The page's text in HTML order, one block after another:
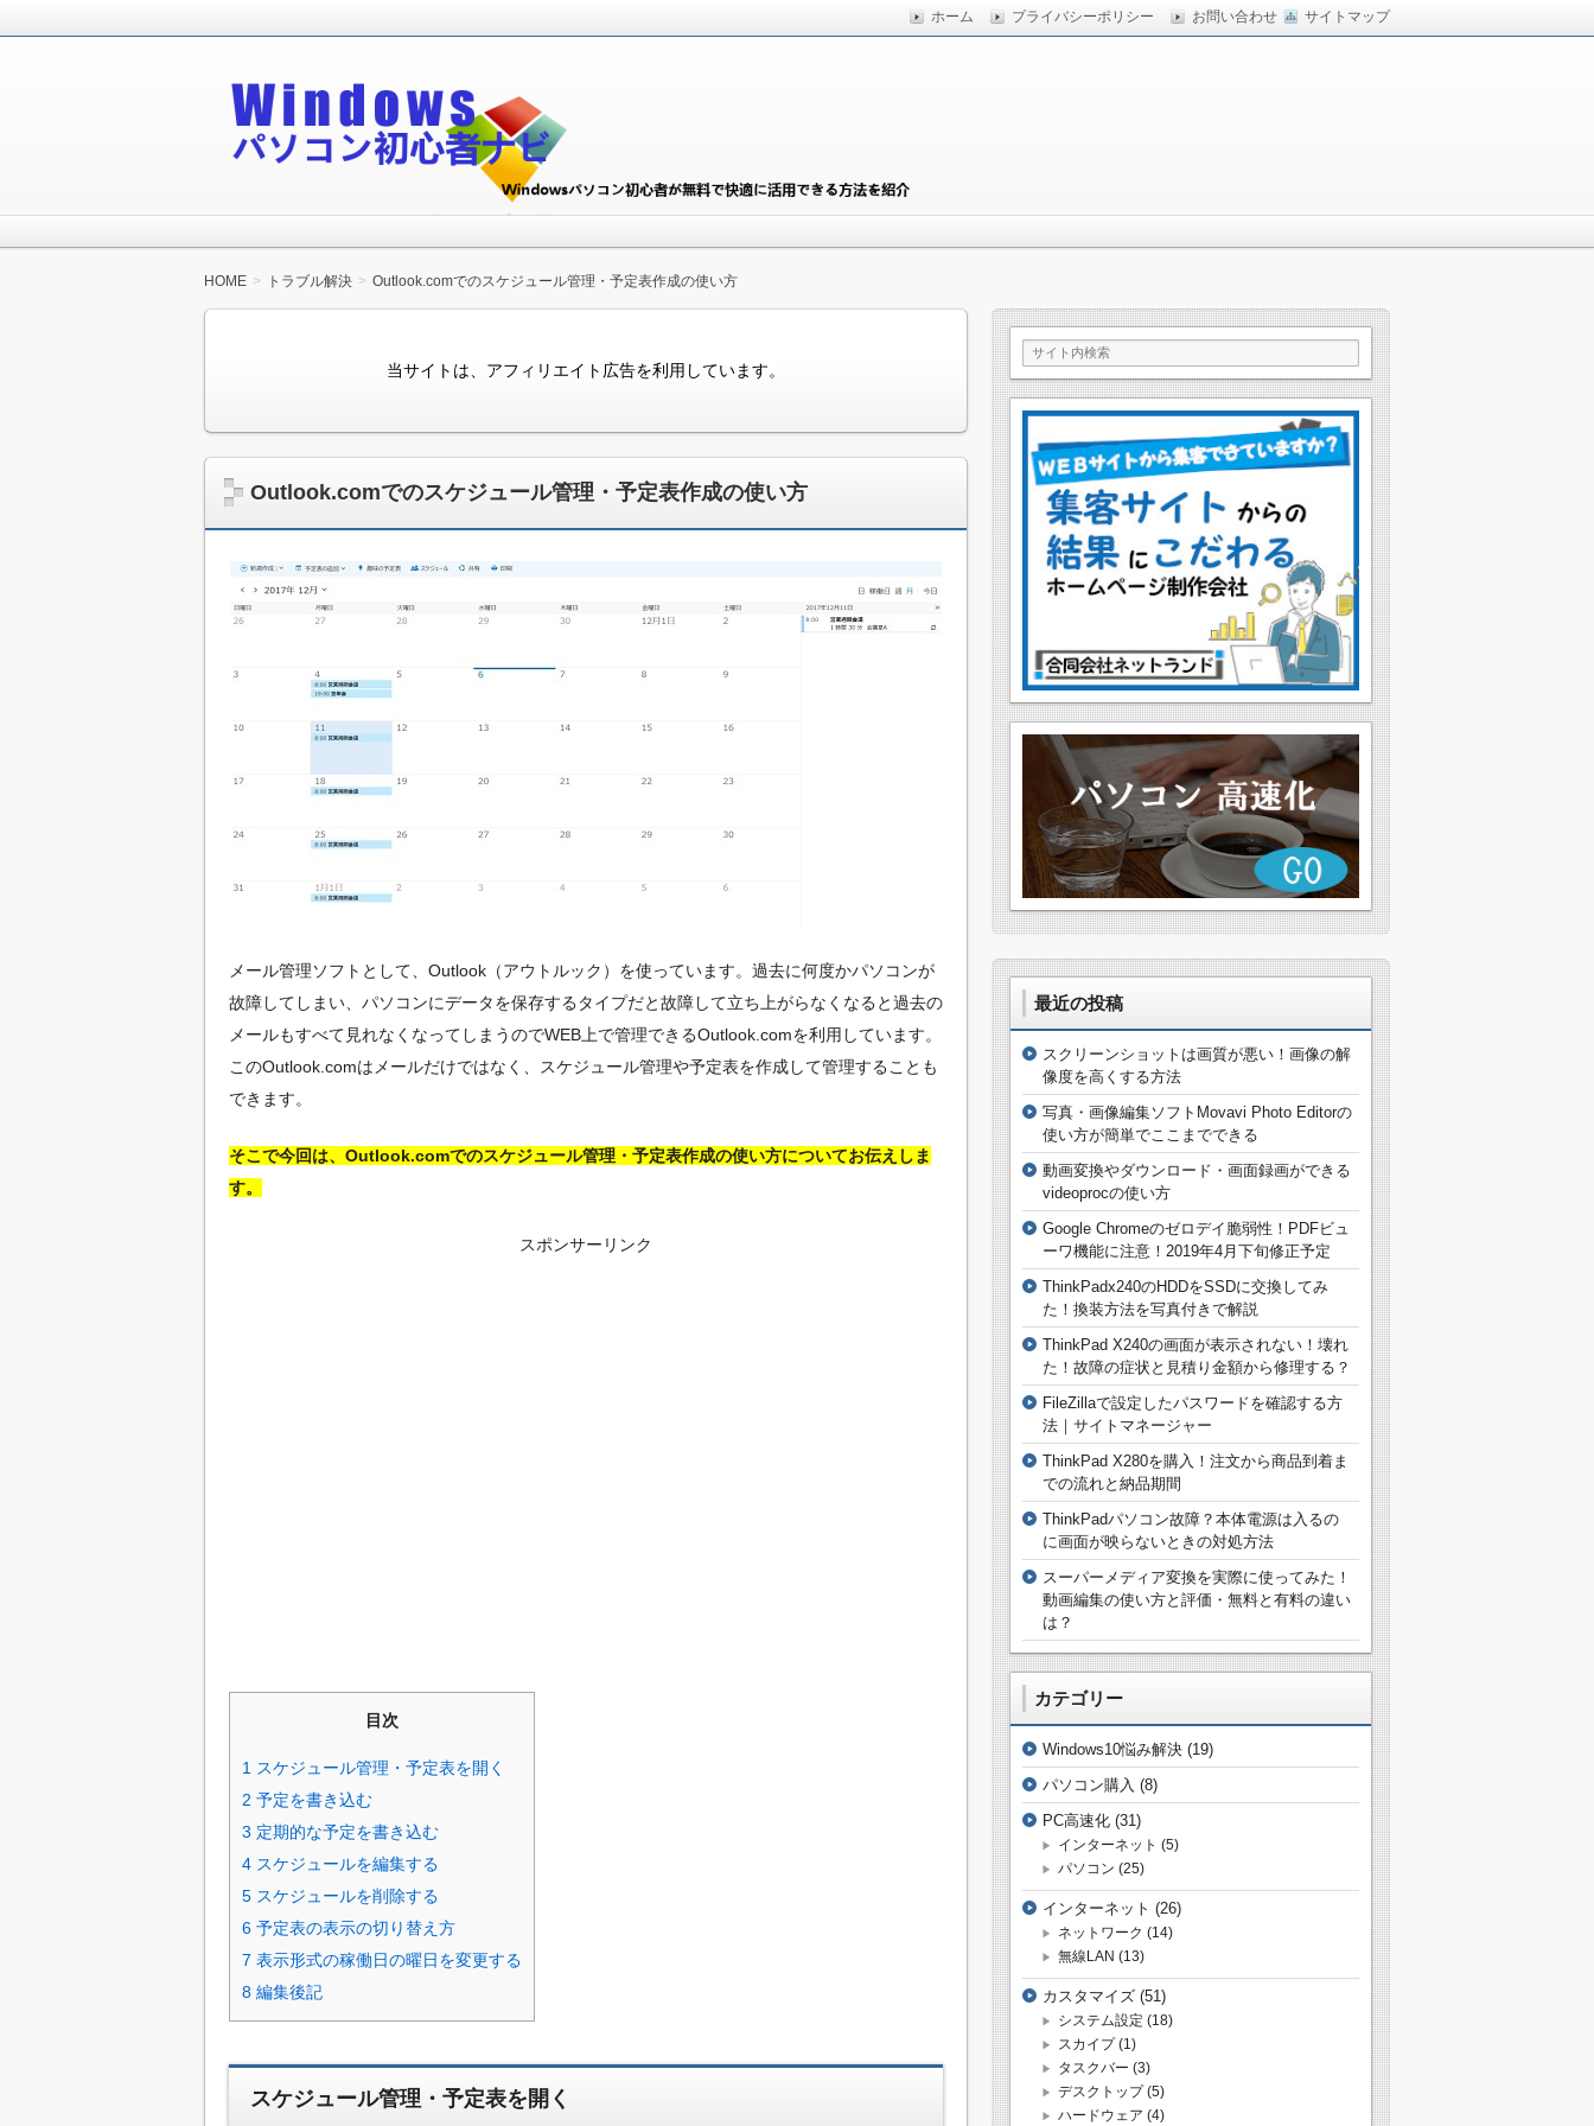
サイトマップ
ホーム プライバシーポリシー お問い合わせ
Windowsパソコン初心者ナビ
HOME トラブル解決 Outlook.comでのスケジュール管理・予定表作成の使い方
当サイトは、アフィリエイト広告を利用しています。
Outlook.comでのスケジュール管理・予定表作成の使い方
メール管理ソフトとして、Outlook（アウトルック）を使っています。過去に何度かパソコンが
故障してしまい、パソコンにデータを保存するタイプだと故障して立ち上がらなくなると過去の
メールもすべて見れなくなってしまうのでWEB上で管理できるOutlook.comを利用しています。
このOutlook.comはメールだけではなく、スケジュール管理や予定表を作成して管理することも
できます。
そこで今回は、Outlook.comでのスケジュール管理・予定表作成の使い方についてお伝えしま
す。
スポンサーリンク
目次
1 スケジュール管理・予定表を開く
2 予定を書き込む
3 定期的な予定を書き込む
4 スケジュールを編集する
5 スケジュールを削除する
6 予定表の表示の切り替え方
7 表示形式の稼働日の曜日を変更する
8 編集後記
スケジュール管理・予定表を開く
最近の投稿
スクリーンショットは画質が悪い！画像の解
像度を高くする方法
写真・画像編集ソフトMovavi Photo Editorの
使い方が簡単でここまでできる
動画変換やダウンロード・画面録画ができる
videoprocの使い方
Google Chromeのゼロデイ脆弱性！PDFビュ
ーワ機能に注意！2019年4月下旬修正予定
ThinkPadx240のHDDをSSDに交換してみ
た！換装方法を写真付きで解説
ThinkPad X240の画面が表示されない！壊れ
た！故障の症状と見積り金額から修理する？
FileZillaで設定したパスワードを確認する方
法｜サイトマネージャー
ThinkPad X280を購入！注文から商品到着ま
での流れと納品期間
ThinkPadパソコン故障？本体電源は入るの
に画面が映らないときの対処方法
スーパーメディア変換を実際に使ってみた！
動画編集の使い方と評価・無料と有料の違い
は？
カテゴリー
Windows10悩み解決 (19)
パソコン購入 (8)
PC高速化 (31)
インターネット (5)
パソコン (25)
インターネット (26)
ネットワーク (14)
無線LAN (13)
カスタマイズ (51)
システム設定 (18)
スカイプ(1)
タスクバー (3)
デスクトップ(5)
ハードウェア (4)